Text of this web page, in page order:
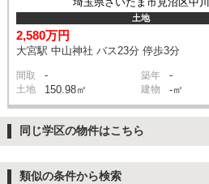
土地
2,580万円
大宮駅 中山神社 バス23分 停歩3分
間取 - 築年 -
土地 150.98㎡ 建物 -㎡
同じ学区の物件はこちら
類似の条件から検索